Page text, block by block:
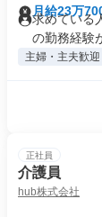
月給23万
求めている
の勤務経験
主婦・主夫歓迎
正社員
介護員
hub株式会社